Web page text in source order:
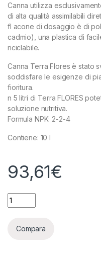
Canna utilizza
di alta qualità assimilabili
fl acone di dosaggio è di
cadmio), una plastica di
riciclabile.
Canna Terra Flores è stato
soddisfare le esigenze di
fioritura.
n 5 litri di Terra FLORES
soluzione nutritiva.
Formula NPK: 2-2-4
Contiene: 10 l
93,61€
CANNA TERRA FLORES -
Compara